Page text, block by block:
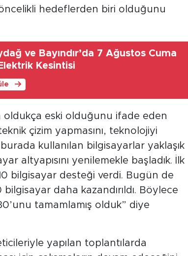
hedeflerden biri olduğunu
ve Bayındır’da 7 Ağustos Cuma
Kesintisi
oldukça eski olduğunu ifade eden
çizim yapmasını, teknolojiyi
kullanılan bilgisayarlar yaklaşık
altyapısını yenilemekle başladık. İlk
bilgisayar desteği verdi. Bugün de
bilgisayar daha kazandırıldı. Böylece
tamamlamış olduk” diye
yapılan toplantılarda